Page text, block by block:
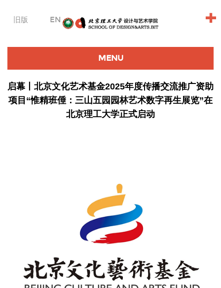
旧版 EN +
MENU
启幕丨北京文化艺术基金2025年度传播交流推广资助
项目“惟精班倕：三山五园园林艺术数字再生展览”在
北京理工大学正式启动